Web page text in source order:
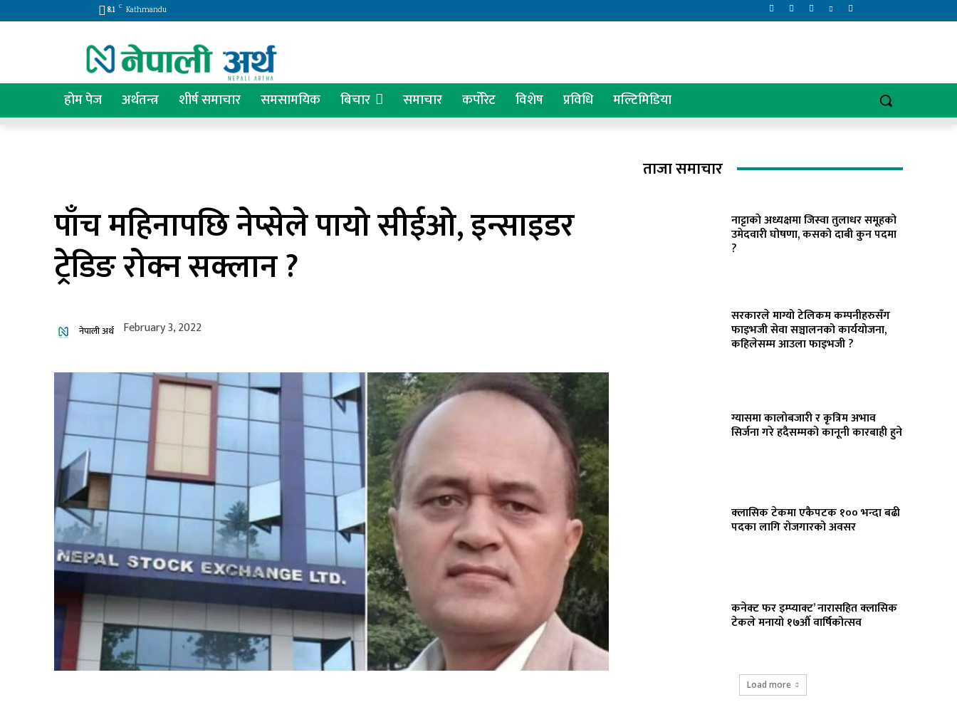
8.1 C Kathmandu
होम पेज अर्थतन्त्र शीर्ष समाचार समसामयिक बिचार समाचार कर्पोरेट विशेष प्रविधि मल्टिमिडिया
पाँच महिनापछि नेप्सेले पायो सीईओ, इन्साइडर
ट्रेडिङ रोक्न सक्लान ?
नेपाली अर्थ February 3, 2022
ताजा समाचार
नाट्टाकाे अध्यक्षमा जिस्वा तुलाधर समूहको
उमेदवारी घोषणा, कसको दाबी कुन पदमा
?
सरकारले माग्यो टेलिकम कम्पनीहरुसँग
फाइभजी सेवा सञ्चालनको कार्ययोजना,
कहिलेसम्म आउला फाइभजी ?
ग्यासमा कालोबजारी र कृत्रिम अभाव
सिर्जना गरे हदैसम्मको कानूनी कारबाही हुने
क्लासिक टेकमा एकैपटक १०० भन्दा बढी
पदका लागि रोजगारको अवसर
कनेक्ट फर इम्प्याक्ट’ नारासहित क्लासिक
टेकले मनायो १७औँ वार्षिकोत्सव
Load more